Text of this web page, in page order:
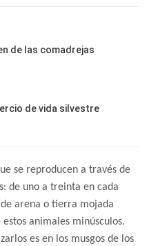
de las comadrejas
de vida silvestre
se reproducen a través de
de uno a treinta en cada
de arena o tierra mojada
animales minúsculos.
es en los musgos de los